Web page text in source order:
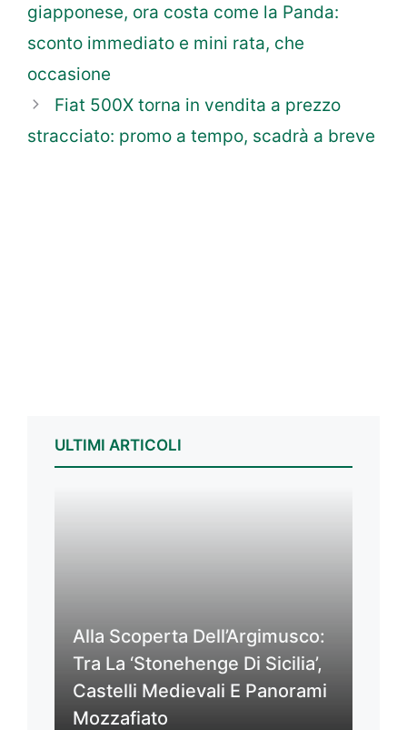
giapponese, ora costa come la Panda:
sconto immediato e mini rata, che
occasione
Fiat 500X torna in vendita a prezzo
stracciato: promo a tempo, scadrà a breve
ULTIMI ARTICOLI
Alla Scoperta Dell’Argimusco:
Tra La ‘Stonehenge Di Sicilia’,
Castelli Medievali E Panorami
Mozzafiato